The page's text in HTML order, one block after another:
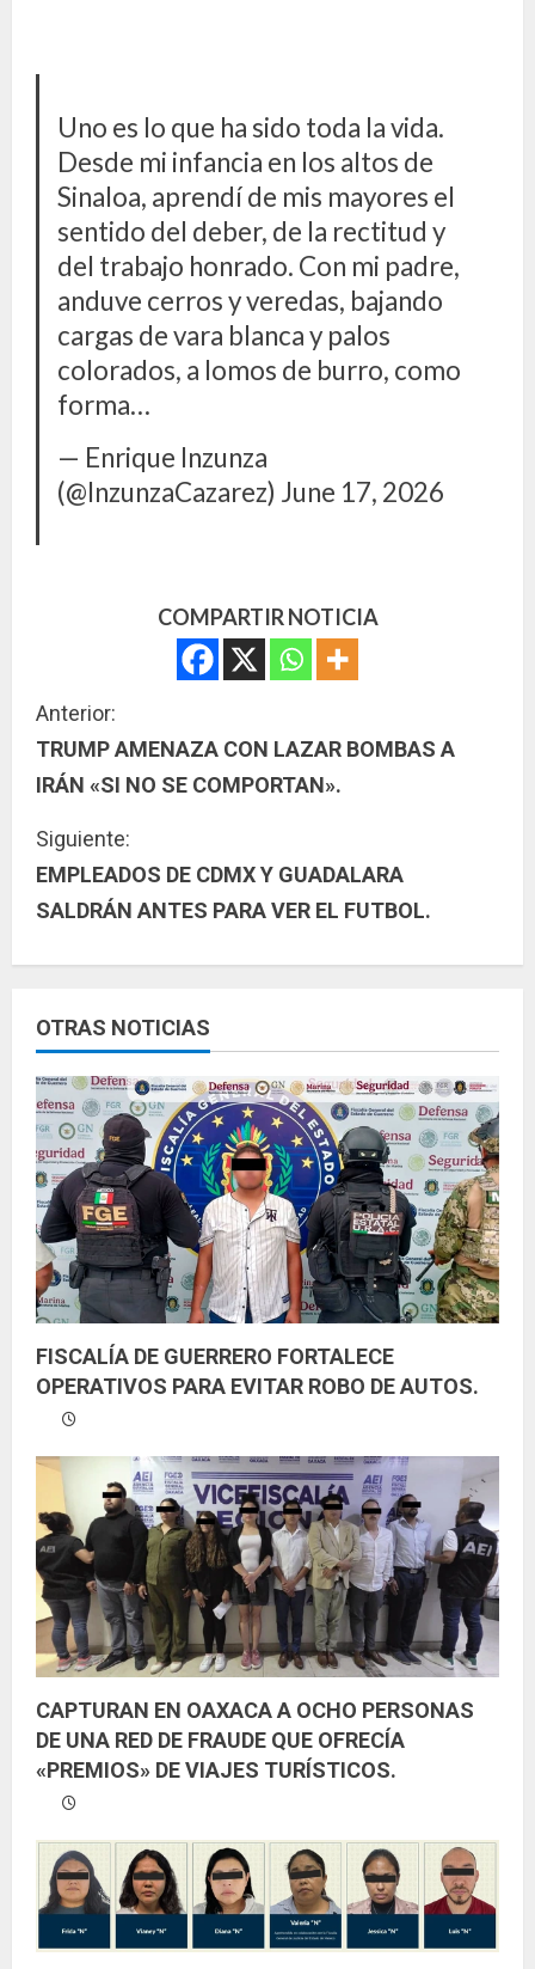
Uno es lo que ha sido toda la vida.
Desde mi infancia en los altos de
Sinaloa, aprendí de mis mayores el
sentido del deber, de la rectitud y
del trabajo honrado. Con mi padre,
anduve cerros y veredas, bajando
cargas de vara blanca y palos
colorados, a lomos de burro, como
forma…
— Enrique Inzunza
(@InzunzaCazarez) June 17, 2026
COMPARTIR NOTICIA
S
i
u
e
l
e
y
e
n
d
o
Anterior:
TRUMP AMENAZA CON LAZAR BOMBAS A
IRÁN «SI NO SE COMPORTAN».
Siguiente:
EMPLEADOS DE CDMX Y GUADALARA
SALDRÁN ANTES PARA VER EL FUTBOL.
OTRAS NOTICIAS
FISCALÍA DE GUERRERO FORTALECE
OPERATIVOS PARA EVITAR ROBO DE AUTOS.
CAPTURAN EN OAXACA A OCHO PERSONAS
DE UNA RED DE FRAUDE QUE OFRECÍA
«PREMIOS» DE VIAJES TURÍSTICOS.